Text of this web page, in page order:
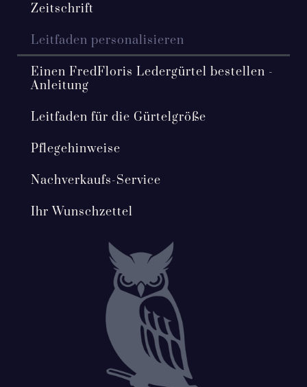
Zeitschrift
Leitfaden personalisieren
Einen FredFloris Ledergürtel bestellen -
Anleitung
Leitfaden für die Gürtelgröße
Pflegehinweise
Nachverkaufs-Service
Ihr Wunschzettel